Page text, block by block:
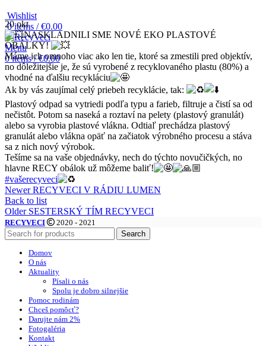
Wishlist
0items / €0.00
Menu
0items / €0.00
20okt
NASKLADNILI SME NOVÉ EKO PLASTOVÉ
OBÁLKY!
Máme ich omnoho viac ako len tie, ktoré sa zmestili pred objektív,
no dôležitejšie je, že sú vyrobené z recyklovaného plastu (80%) a
vhodné na ďalšiu recykláciu
Ak by vás zaujímal celý priebeh recyklácie, tak:
Plastový odpad sa vytriedi podľa typu a farieb, filtruje a čistí sa od
nečistôt. Potom sa naseká a roztaví na pelety (plastový granulát)
alebo sa vyrobia plastové vlákna. Odtiaľ prechádza plastový
granulát alebo vlákna opäť na začiatok výrobného procesu a stáva
sa z nich nový výrobok.
Tešíme sa na vaše objednávky, nech do týchto novučičkých, no
hlavne RECY obálok už môžeme baliť!
#vašerecyveci
Newer RECYVECI V RÁDIU LUMEN
Back to list
Older SESTERSKÝ TÍM RECYVECI
RECYVECI
2020 - 2021
Search
Domov
O nás
Aktuality
Písali o nás
Spolu je dobro silnejšie
Pomoc rodinám
Chceš pomôcť?
Darujte nám 2%
Fotogaléria
Kontakt